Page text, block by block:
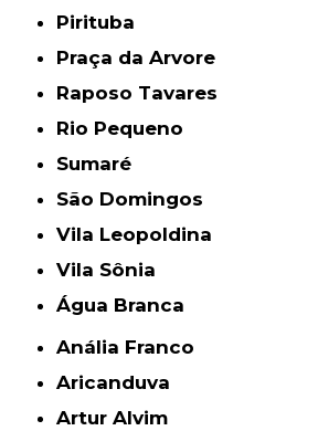
Pirituba
Praça da Arvore
Raposo Tavares
Rio Pequeno
Sumaré
São Domingos
Vila Leopoldina
Vila Sônia
Água Branca
Anália Franco
Aricanduva
Artur Alvim